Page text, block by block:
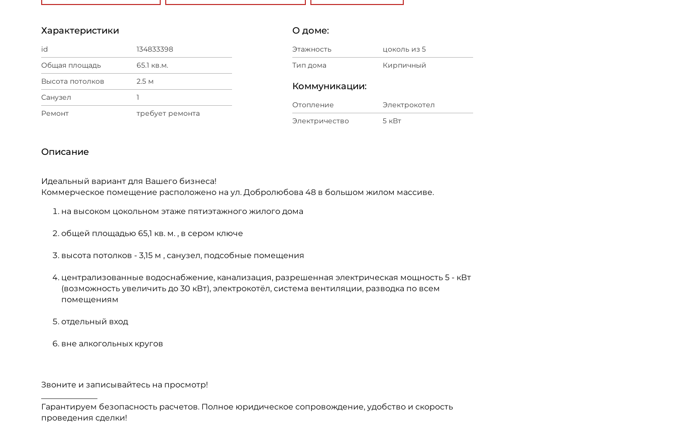
Характеристики
id
134833398
Общая площадь
65.1 кв.м.
Высота потолков
2.5 м
Санузел
1
Ремонт
требует ремонта
О доме:
Этажность
цоколь из 5
Тип дома
Кирпичный
Коммуникации:
Отопление
Электрокотел
Электричество
5 кВт
Описание
Идеальный вариант для Вашего бизнеса!
Коммерческое помещение расположено на ул. Добролюбова 48 в большом жилом массиве.
на высоком цокольном этаже пятиэтажного жилого дома
общей площадью 65,1 кв. м. , в сером ключе
высота потолков - 3,15 м , санузел, подсобные помещения
централизованные водоснабжение, канализация, разрешенная электрическая мощность 5 - кВт
(возможность увеличить до 30 кВт), электрокотёл, система вентиляции, разводка по всем
помещениям
отдельный вход
вне алкогольных кругов
Звоните и записывайтесь на просмотр!
Гарантируем безопасность расчетов. Полное юридическое сопровождение, удобство и скорость
проведения сделки!